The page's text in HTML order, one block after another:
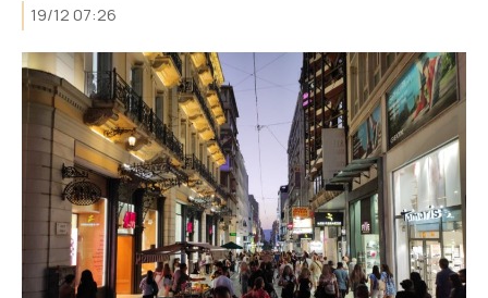
19/12 07:26